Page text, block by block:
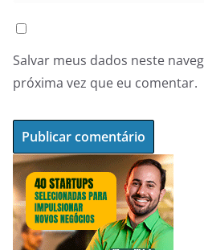
Salvar meus dados neste
próxima vez que eu comentar.